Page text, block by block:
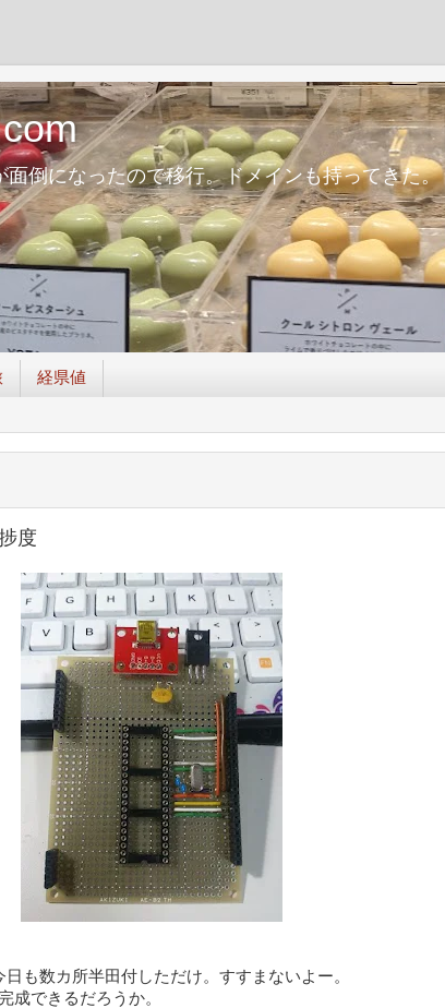
倒になったので移行。ドメインも持ってきた
経県値
度
も数カ所半田付しただけ。すすまないよー。
成できるだろうか。